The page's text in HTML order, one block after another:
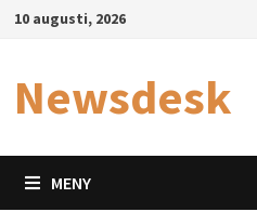
Hoppa
10 augusti, 2026
Newsdesk
MENY